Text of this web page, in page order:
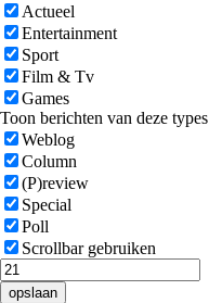
Actueel
Entertainment
Sport
Film & Tv
Games
Toon berichten van deze types
Weblog
Column
(P)review
Special
Poll
Scrollbar gebruiken
opslaan